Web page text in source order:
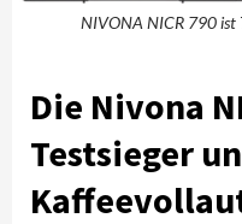
NIVONA NICR 790 ist
Die Nivona
Testsieger